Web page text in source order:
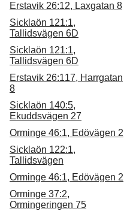
Erstavik 26:12, Laxgatan 8
Sicklaön 121:1,
Tallidsvägen 6D
Sicklaön 121:1,
Tallidsvägen 6D
Erstavik 26:117, Harrgatan
8
Sicklaön 140:5,
Ekuddsvägen 27
Orminge 46:1, Edövägen 2
Sicklaön 122:1,
Tallidsvägen
Orminge 46:1, Edövägen 2
Orminge 37:2,
Ormingeringen 75